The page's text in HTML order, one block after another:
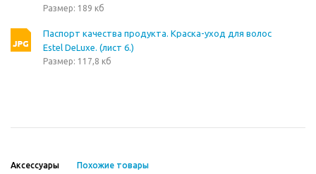
Размер: 189 кб
Паспорт качества продукта. Краска-уход для волос
Estel DeLuxe. (лист 6.)
Размер: 117,8 кб
Аксессуары Похожие товары